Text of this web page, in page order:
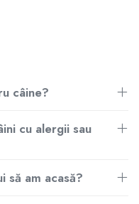
câine?
cu alergii sau
să am acasă?